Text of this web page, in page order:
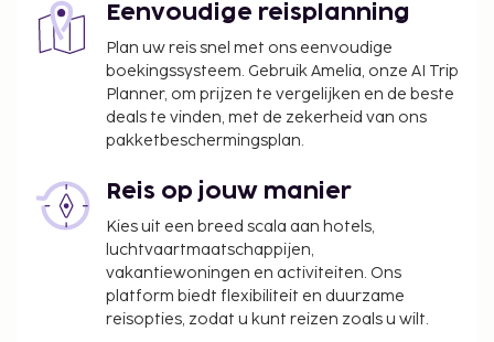
We hebben alle kosten vermeld die de
accommodatie aan ons heeft doorgegeven.
Het zwembad is toegankelijk van 08.00 uur tot
22.00 uur.
Deze accommodatie heet gasten van elke
welkom (LGBTI+-vriendelijk).
Eenvoudige reisplanning
Plan uw reis snel met ons eenvoudige
boekingssysteem. Gebruik Amelia, onze AI Trip
Planner, om prijzen te vergelijken en de beste
deals te vinden, met de zekerheid van ons
pakketbeschermingsplan.
Reis op jouw manier
Kies uit een breed scala aan hotels,
luchtvaartmaatschappijen,
vakantiewoningen en activiteiten. Ons
platform biedt flexibiliteit en duurzame
reisopties, zodat u kunt reizen zoals u wilt.